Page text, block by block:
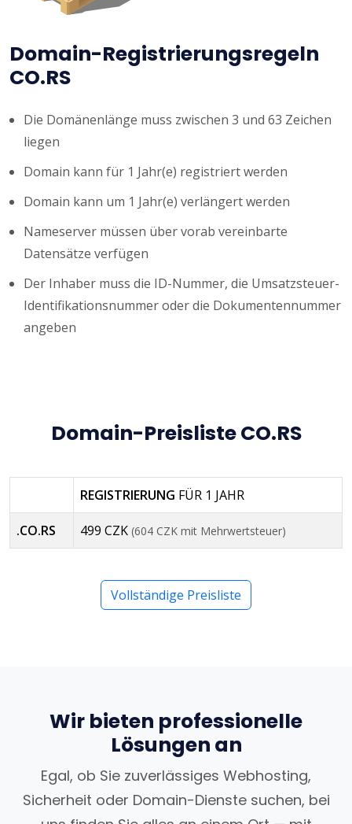
Domain-Registrierungsregeln
CO.RS
Die Domänenlänge muss zwischen 3 und 63 Zeichen
liegen
Domain kann für 1 Jahr(e) registriert werden
Domain kann um 1 Jahr(e) verlängert werden
Nameserver müssen über vorab vereinbarte
Datensätze verfügen
Der Inhaber muss die ID-Nummer, die Umsatzsteuer-
Identifikationsnummer oder die Dokumentennummer
angeben
Domain-Preisliste CO.RS
REGISTRIERUNG FÜR 1 JAHR
.CO.RS 499 CZK (604 CZK mit Mehrwertsteuer)
Vollständige Preisliste
Wir bieten professionelle
Lösungen an
Egal, ob Sie zuverlässiges Webhosting,
Sicherheit oder Domain-Dienste suchen, bei